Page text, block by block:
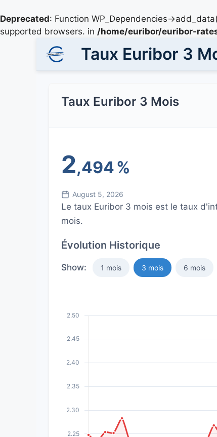
Deprecated: Function WP_Dependencies-
supported browsers. in /home/euribor/euribor-
Taux Euribor 3
Taux Euribor 3 Mois
2,494%
August 5, 2026
Le taux Euribor 3 mois est le taux
mois.
Évolution Historique
Show: 1 mois 3 mois 6 mois